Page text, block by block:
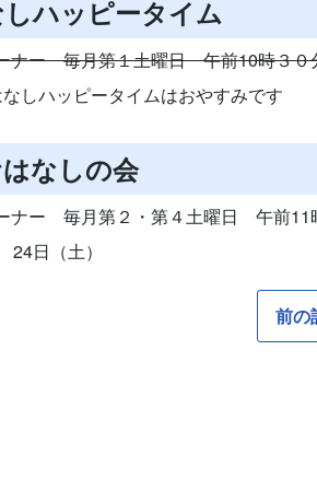
ハッピータイム
ナー 毎月第１土曜日 午前10時３０
しハッピータイムはおやすみです
なしの会
ナー 毎月第２・第４土曜日 午前11
日（土）
前の